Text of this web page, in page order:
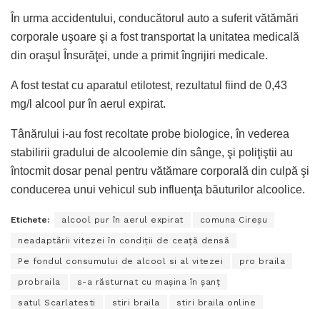
În urma accidentului, conducătorul auto a suferit vătămări
corporale uşoare şi a fost transportat la unitatea medicală
din oraşul Însurăţei, unde a primit îngrijiri medicale.
A fost testat cu aparatul etilotest, rezultatul fiind de 0,43
mg/l alcool pur în aerul expirat.
Tânărului i-au fost recoltate probe biologice, în vederea
stabilirii gradului de alcoolemie din sânge, şi poliţiştii au
întocmit dosar penal pentru vătămare corporală din culpă şi
conducerea unui vehicul sub influenţa băuturilor alcoolice.
Etichete: alcool pur în aerul expirat comuna Cireșu
neadaptării vitezei în condiţii de ceaţă densă
Pe fondul consumului de alcool si al vitezei pro braila
probraila s-a răsturnat cu maşina în şanţ
satul Scarlatesti stiri braila stiri braila online